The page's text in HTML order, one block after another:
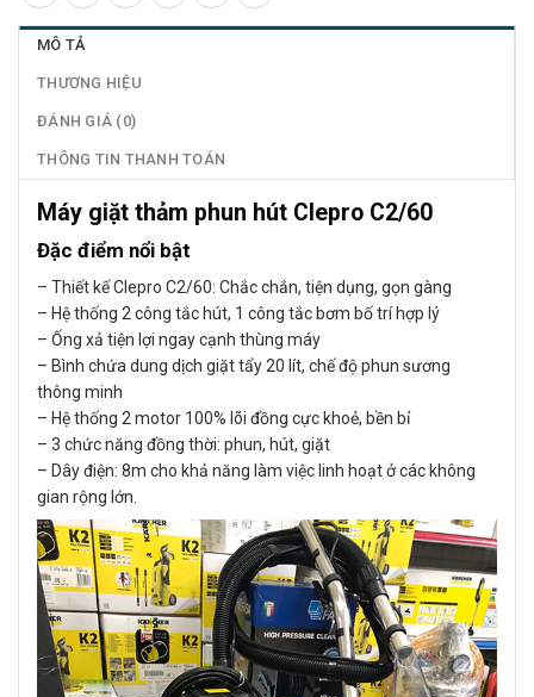
MÔ TẢ
THƯƠNG HIỆU
ĐÁNH GIÁ (0)
THÔNG TIN THANH TOÁN
Máy giặt thảm phun hút Clepro C2/60
Đặc điểm nổi bật
– Thiết kế Clepro C2/60: Chắc chắn, tiện dụng, gọn gàng
– Hệ thống 2 công tắc hút, 1 công tắc bơm bố trí hợp lý
– Ống xả tiện lợi ngay cạnh thùng máy
– Bình chứa dung dịch giặt tẩy 20 lít, chế độ phun sương
thông minh
– Hệ thống 2 motor 100% lõi đồng cực khoẻ, bền bỉ
– 3 chức năng đồng thời: phun, hút, giặt
– Dây điện: 8m cho khả năng làm việc linh hoạt ở các không
gian rộng lớn.